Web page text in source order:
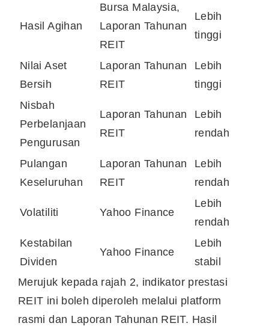
Hasil Agihan
Bursa Malaysia,
Laporan Tahunan
REIT
Lebih
tinggi
Nilai Aset
Bersih
Laporan Tahunan
REIT
Lebih
tinggi
Nisbah
Perbelanjaan
Pengurusan
Laporan Tahunan
REIT
Lebih
rendah
Pulangan
Keseluruhan
Laporan Tahunan
REIT
Lebih
rendah
Volatiliti Yahoo Finance
Lebih
rendah
Kestabilan
Dividen
Yahoo Finance
Lebih
stabil
Merujuk kepada rajah 2, indikator prestasi
REIT ini boleh diperoleh melalui platform
rasmi dan Laporan Tahunan REIT. Hasil